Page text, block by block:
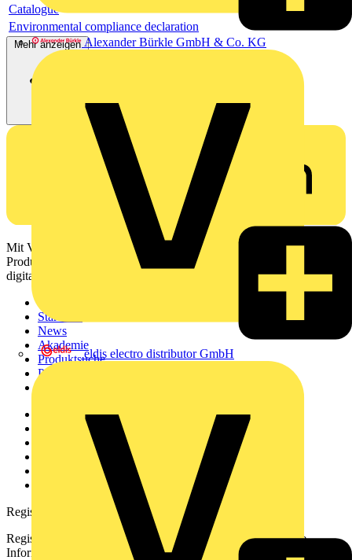
Alexander Bürkle GmbH & Co. KG
eldis electro distributor GmbH
Catalogue
Environmental compliance declaration
Mehr anzeigen
Mit Voltimum erhalten Elektrofachkräfte Zugang zu Branchennews,
Produktinformationen, Schulungen und Tools – alles auf einer
digitalen Plattform und Community.
Startseite
News
Akademie
Produktsuche
Partner
Weitere Links
Downloadbereich (PDFs)
Häufig gestellte Fragen
voltimum.com
Registrierung
Registrieren Sie sich kostenlos und erhalten Sie stets aktuelle
Informationen aus der Elektroindustrie.